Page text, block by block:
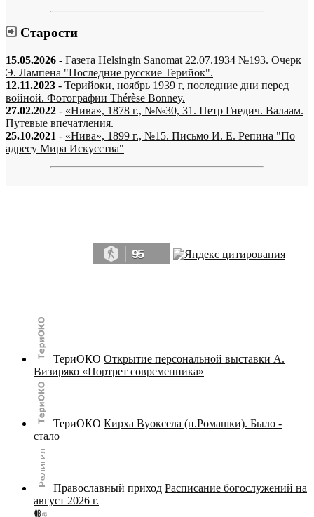
Старости
15.05.2026 - Газета Helsingin Sanomat 22.07.1934 №193. Очерк
Э. Лампена "Последние русские Терийок".
12.11.2023 - Терийоки, ноябрь 1939 г, последние дни перед
войной. Фотографии Thérèse Bonney.
27.02.2022 - «Нива», 1878 г., №№30, 31. Петр Гнедич. Валаам.
Путевые впечатления.
25.10.2021 - «Нива», 1899 г., №15. Письмо И. Е. Репина "По
адресу Мира Искусства"
95
ТериОКО Открытие персональной выставки А.
Визиряко «Портрет современника»
ТериОКО Кирха Вуоксела (п.Ромашки). Было -
стало
Православный приход Расписание богослужений на
август 2026 г.